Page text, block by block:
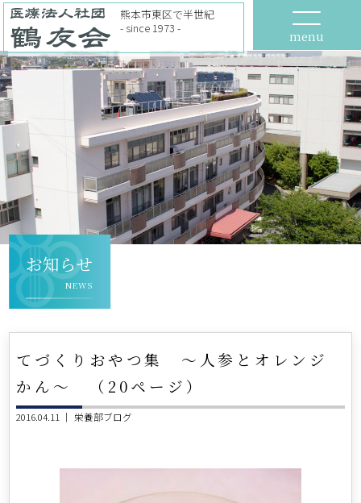
menu
熊本市東区で半世紀
- since 1973 -
お知らせ
NEWS
てづくりおやつ集 ～人参とオレンジ
かん～ （20ページ）
2016.04.11 ｜ 栄養部ブログ